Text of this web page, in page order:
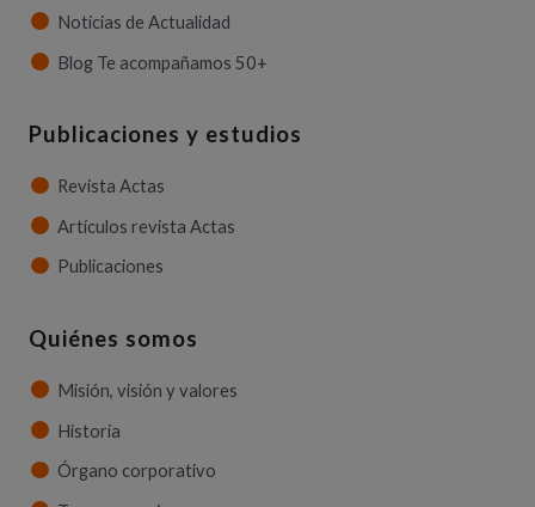
Noticias de Actualidad
Blog Te acompañamos 50+
Publicaciones y estudios
Revista Actas
Artículos revista Actas
Publicaciones
Quiénes somos
Misión, visión y valores
Historia
Órgano corporativo